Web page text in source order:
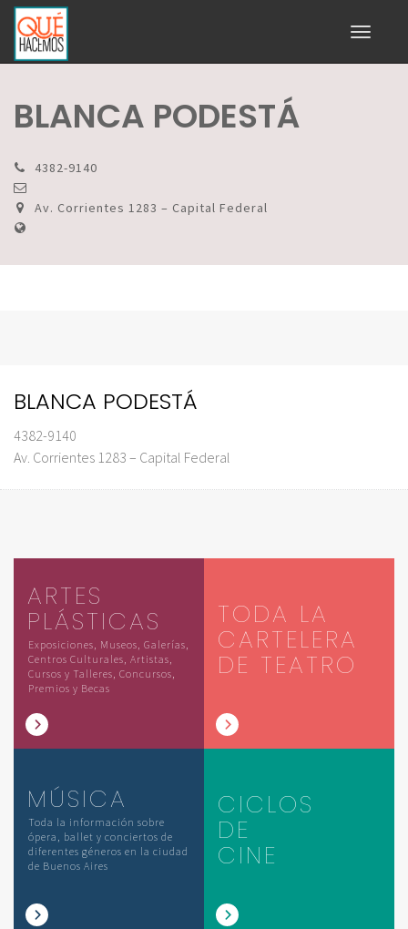
Toggle
BLANCA PODESTÁ
4382-9140
Av. Corrientes 1283 – Capital Federal
BLANCA PODESTÁ
4382-9140
Av. Corrientes 1283 – Capital Federal
ARTES
PLÁSTICAS
Exposiciones, Museos, Galerías,
Centros Culturales, Artistas,
Cursos y Talleres, Concursos,
Premios y Becas
TODA LA
CARTELERA
DE TEATRO
MÚSICA
Toda la información sobre
ópera, ballet y conciertos de
diferentes géneros en la ciudad
de Buenos Aires
CICLOS
DE
CINE